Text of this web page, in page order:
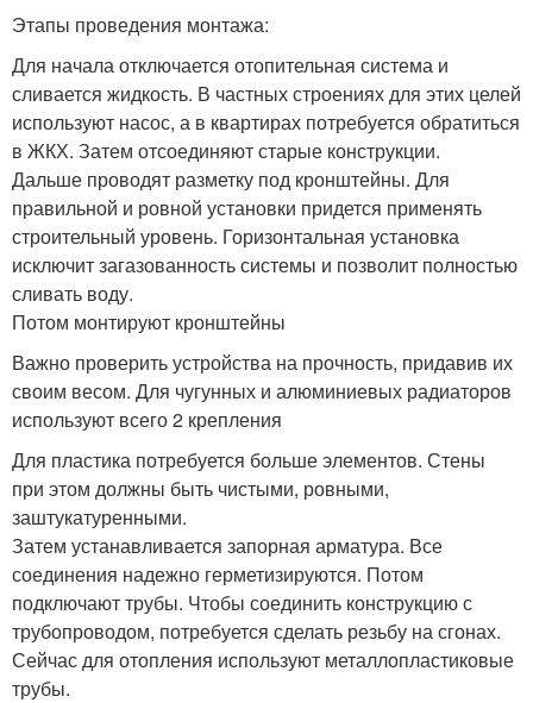
Этапы проведения монтажа:
Для начала отключается отопительная система и
сливается жидкость. В частных строениях для этих целей
используют насос, а в квартирах потребуется обратиться
в ЖКХ. Затем отсоединяют старые конструкции.
Дальше проводят разметку под кронштейны. Для
правильной и ровной установки придется применять
строительный уровень. Горизонтальная установка
исключит загазованность системы и позволит полностью
сливать воду.
Потом монтируют кронштейны
Важно проверить устройства на прочность, придавив их
своим весом. Для чугунных и алюминиевых радиаторов
используют всего 2 крепления
Для пластика потребуется больше элементов. Стены
при этом должны быть чистыми, ровными,
заштукатуренными.
Затем устанавливается запорная арматура. Все
соединения надежно герметизируются. Потом
подключают трубы. Чтобы соединить конструкцию с
трубопроводом, потребуется сделать резьбу на сгонах.
Сейчас для отопления используют металлопластиковые
трубы.